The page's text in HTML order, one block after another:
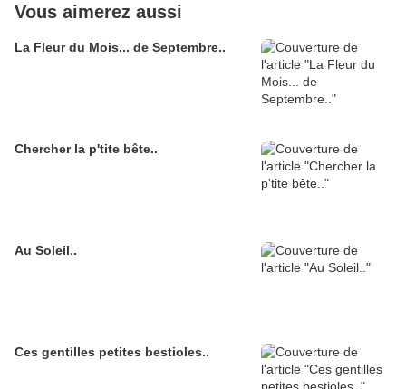
Vous aimerez aussi
La Fleur du Mois... de Septembre..
Chercher la p'tite bête..
Au Soleil..
Ces gentilles petites bestioles..